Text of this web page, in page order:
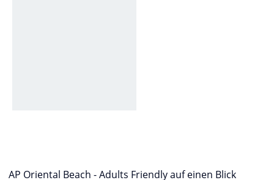
AP Oriental Beach - Adults Friendly auf einen Blick